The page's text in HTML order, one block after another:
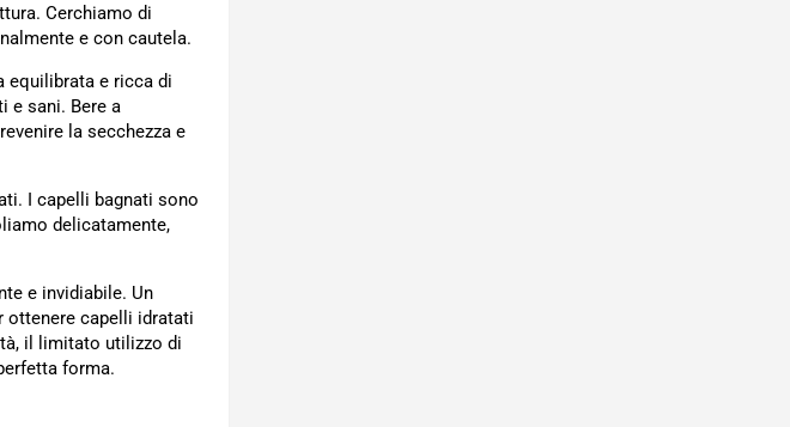
Cerchiamo di
e con cautela.
equilibrata e ricca di
e sani. Bere a
la secchezza e
I capelli bagnati sono
delicatamente,
e invidiabile. Un
ottenere capelli idratati
il limitato utilizzo di
forma.